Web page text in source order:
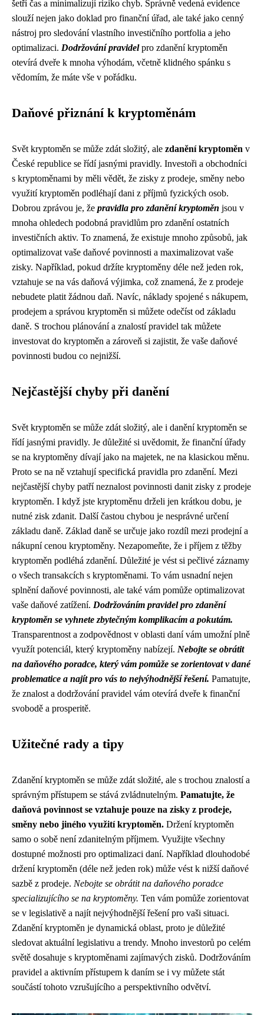
šetří čas a minimalizují riziko chyb. Správně vedená evidence
slouží nejen jako doklad pro finanční úřad, ale také jako cenný
nástroj pro sledování vlastního investičního portfolia a jeho
optimalizaci. Dodržování pravidelpro zdanění kryptoměn
otevírá dveře k mnoha výhodám, včetně klidného spánku s
vědomím, že máte vše v pořádku.
Daňové přiznání k kryptoměnám
Svět kryptoměn se může zdát složitý, ale zdanění kryptoměn v
České republice se řídí jasnými pravidly. Investoři a obchodníci
s kryptoměnami by měli vědět, že zisky z prodeje, směny nebo
využití kryptoměn podléhají dani z příjmů fyzických osob.
Dobrou zprávou je, že pravidla pro zdanění kryptoměn jsou v
mnoha ohledech podobná pravidlům pro zdanění ostatních
investičních aktiv. To znamená, že existuje mnoho způsobů, jak
optimalizovat vaše daňové povinnosti a maximalizovat vaše
zisky. Například, pokud držíte kryptoměny déle než jeden rok,
vztahuje se na vás daňová výjimka, což znamená, že z prodeje
nebudete platit žádnou daň. Navíc, náklady spojené s nákupem,
prodejem a správou kryptoměn si můžete odečíst od základu
daně. S trochou plánování a znalostí pravidel tak můžete
investovat do kryptoměn a zároveň si zajistit, že vaše daňové
povinnosti budou co nejnižší.
Nejčastější chyby při danění
Svět kryptoměn se může zdát složitý, ale i danění kryptoměn se
řídí jasnými pravidly. Je důležité si uvědomit, že finanční úřady
se na kryptoměny dívají jako na majetek, ne na klasickou měnu.
Proto se na ně vztahují specifická pravidla pro zdanění. Mezi
nejčastější chyby patří neznalost povinnosti danit zisky z prodeje
kryptoměn. I když jste kryptoměnu drželi jen krátkou dobu, je
nutné zisk zdanit. Další častou chybou je nesprávné určení
základu daně. Základ daně se určuje jako rozdíl mezi prodejní a
nákupní cenou kryptoměny. Nezapomeňte, že i příjem z těžby
kryptoměn podléhá zdanění. Důležité je vést si pečlivé záznamy
o všech transakcích s kryptoměnami. To vám usnadní nejen
splnění daňové povinnosti, ale také vám pomůže optimalizovat
vaše daňové zatížení. Dodržováním pravidel pro zdanění
kryptoměn se vyhnete zbytečným komplikacím a pokutám.
Transparentnost a zodpovědnost v oblasti daní vám umožní plně
využít potenciál, který kryptoměny nabízejí. Nebojte se obrátit
na daňového poradce, který vám pomůže se zorientovat v dané
problematice a najít pro vás to nejvýhodnější řešení. Pamatujte,
že znalost a dodržování pravidel vám otevírá dveře k finanční
svobodě a prosperitě.
Užitečné rady a tipy
Zdanění kryptoměn se může zdát složité, ale s trochou znalostí a
správným přístupem se stává zvládnutelným. Pamatujte, že
daňová povinnost se vztahuje pouze na zisky z prodeje,
směny nebo jiného využití kryptoměn. Držení kryptoměn
samo o sobě není zdanitelným příjmem. Využijte všechny
dostupné možnosti pro optimalizaci daní. Například dlouhodobé
držení kryptoměn (déle než jeden rok) může vést k nižší daňové
sazbě z prodeje. Nebojte se obrátit na daňového poradce
specializujícího se na kryptoměny. Ten vám pomůže zorientovat
se v legislativě a najít nejvýhodnější řešení pro vaši situaci.
Zdanění kryptoměn je dynamická oblast, proto je důležité
sledovat aktuální legislativu a trendy. Mnoho investorů po celém
světě dosahuje s kryptoměnami zajímavých zisků. Dodržováním
pravidel a aktivním přístupem k daním se i vy můžete stát
součástí tohoto vzrušujícího a perspektivního odvětví.